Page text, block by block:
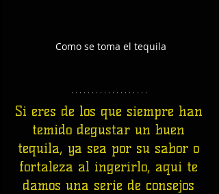
Como se toma el tequila
Si eres de los que siempre han
temido degustar un buen
tequila, ya sea por su sabor o
fortaleza al ingerirlo, aqui te
damos una serie de consejos